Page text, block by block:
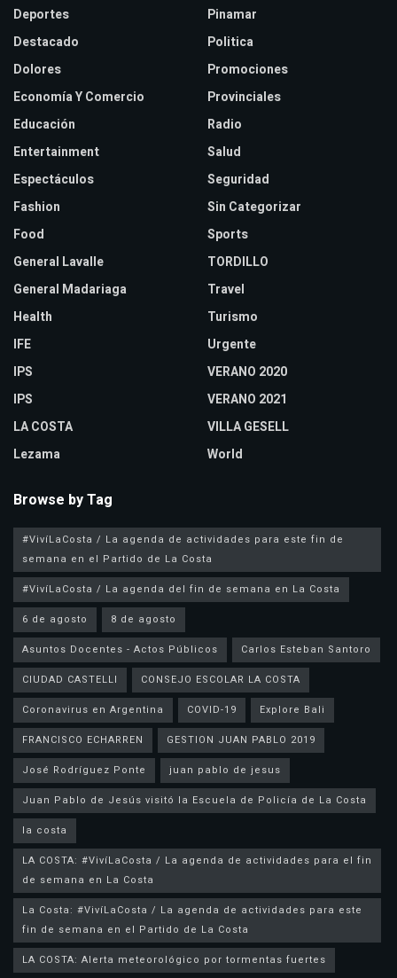
Deportes
Destacado
Dolores
Economía Y Comercio
Educación
Entertainment
Espectáculos
Fashion
Food
General Lavalle
General Madariaga
Health
IFE
IPS
IPS
LA COSTA
Lezama
Pinamar
Politica
Promociones
Provinciales
Radio
Salud
Seguridad
Sin Categorizar
Sports
TORDILLO
Travel
Turismo
Urgente
VERANO 2020
VERANO 2021
VILLA GESELL
World
Browse by Tag
#VivíLaCosta / La agenda de actividades para este fin de
semana en el Partido de La Costa
#VivíLaCosta / La agenda del fin de semana en La Costa
6 de agosto
8 de agosto
Asuntos Docentes - Actos Públicos
Carlos Esteban Santoro
CIUDAD CASTELLI
CONSEJO ESCOLAR LA COSTA
Coronavirus en Argentina
COVID-19
Explore Bali
FRANCISCO ECHARREN
GESTION JUAN PABLO 2019
José Rodríguez Ponte
juan pablo de jesus
la costa
LA COSTA: #VivíLaCosta / La agenda de actividades para el fin
de semana en La Costa
La Costa: #VivíLaCosta / La agenda de actividades para este
fin de semana en el Partido de La Costa
LA COSTA: Alerta meteorológico por tormentas fuertes